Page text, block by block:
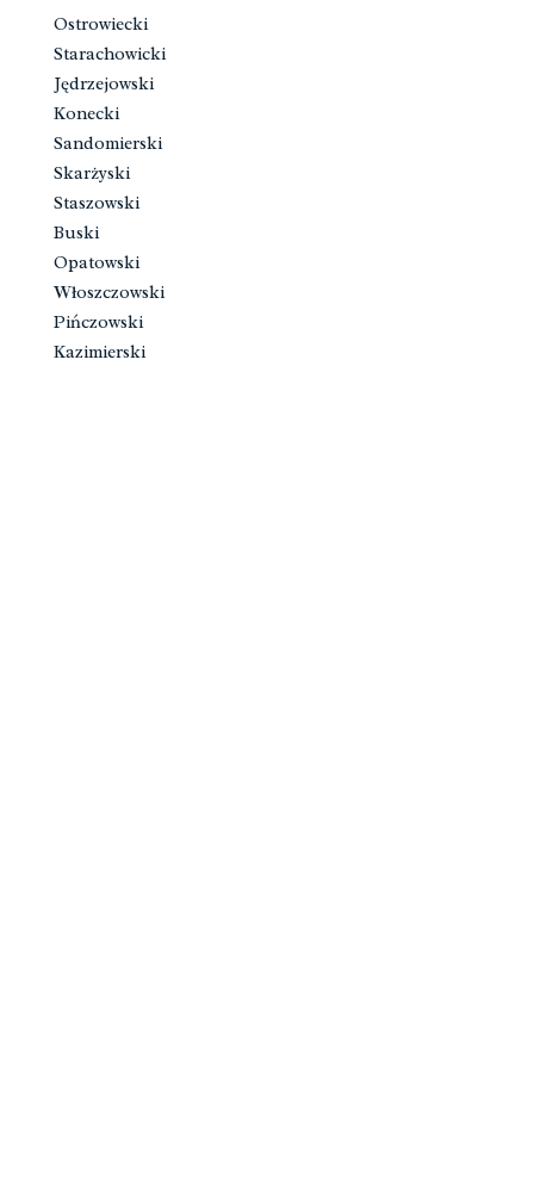
Ostrowiecki
Starachowicki
Jędrzejowski
Konecki
Sandomierski
Skarżyski
Staszowski
Buski
Opatowski
Włoszczowski
Pińczowski
Kazimierski